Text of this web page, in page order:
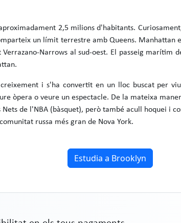
2,5 milions d'habitants.
un límit terrestre amb Queens.
Narrows al sud-oest. El passeig marítim
i s'ha convertit en un lloc buscat per
òpera o veure un espectacle. De la mateixa
de l'NBA (bàsquet), però també acull hoquei i
russa més gran de Nova York.
Estudia a Brooklyn